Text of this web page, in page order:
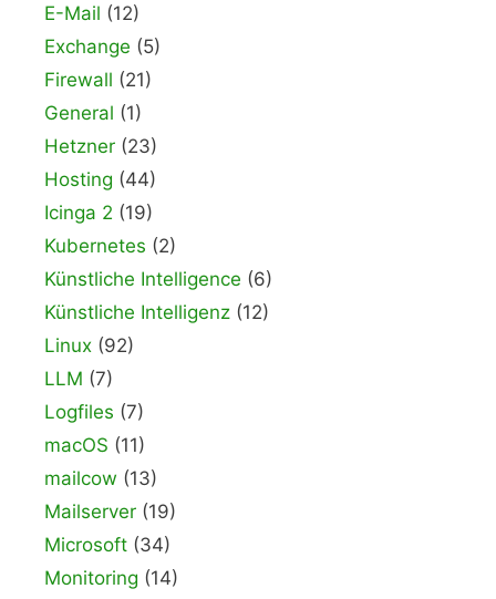
E-Mail (12)
Exchange (5)
Firewall (21)
General (1)
Hetzner (23)
Hosting (44)
Icinga 2 (19)
Kubernetes (2)
Künstliche Intelligence (6)
Künstliche Intelligenz (12)
Linux (92)
LLM (7)
Logfiles (7)
macOS (11)
mailcow (13)
Mailserver (19)
Microsoft (34)
Monitoring (14)